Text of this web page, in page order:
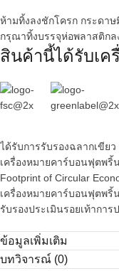
ห้ามทิ้งลงชักโครก กระดาษ
กรุณาทิ้งบรรจุห่อพลาสติกล
สินค้านี้ได้รับเค
ได้รับการรับรองฉลากเขียว
เครื่องหมายคาร์บอนฟุตพ
Footprint of Circular
เครื่องหมายคาร์บอนฟุตพริ้
รับรองประเมินรอยเท้ากา
ข้อมูลเพิ่มเติม
บทวิจารณ์ (0)